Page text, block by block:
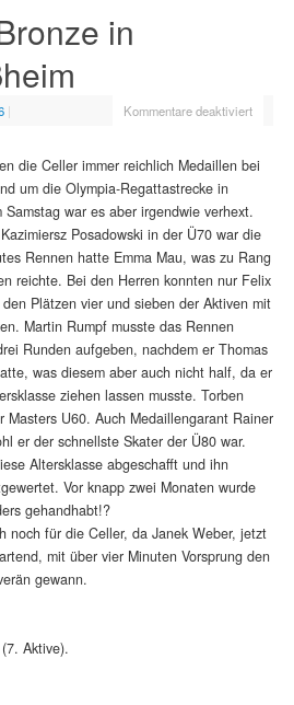
in
| Kommentare deaktiviert
die Celler immer reichlich Medaillen bei
um die Olympia-Regattastrecke in
war es aber irgendwie verhext.
Posadowski in der Ü70 war die
Rennen hatte Emma Mau, was zu Rang
reichte. Bei den Herren konnten nur Felix
Plätzen vier und sieben der Aktiven mit
Martin Rumpf musste das Rennen
Runden aufgeben, nachdem er Thomas
was diesem aber auch nicht half, da er
ziehen lassen musste. Torben
Masters U60. Auch Medaillengarant Rainer
er der schnellste Skater der Ü80 war.
Altersklasse abgeschafft und ihn
Vor knapp zwei Monaten wurde
gehandhabt!?
noch für die Celler, da Janek Weber, jetzt
mit über vier Minuten Vorsprung den
gewann.
Aktive).